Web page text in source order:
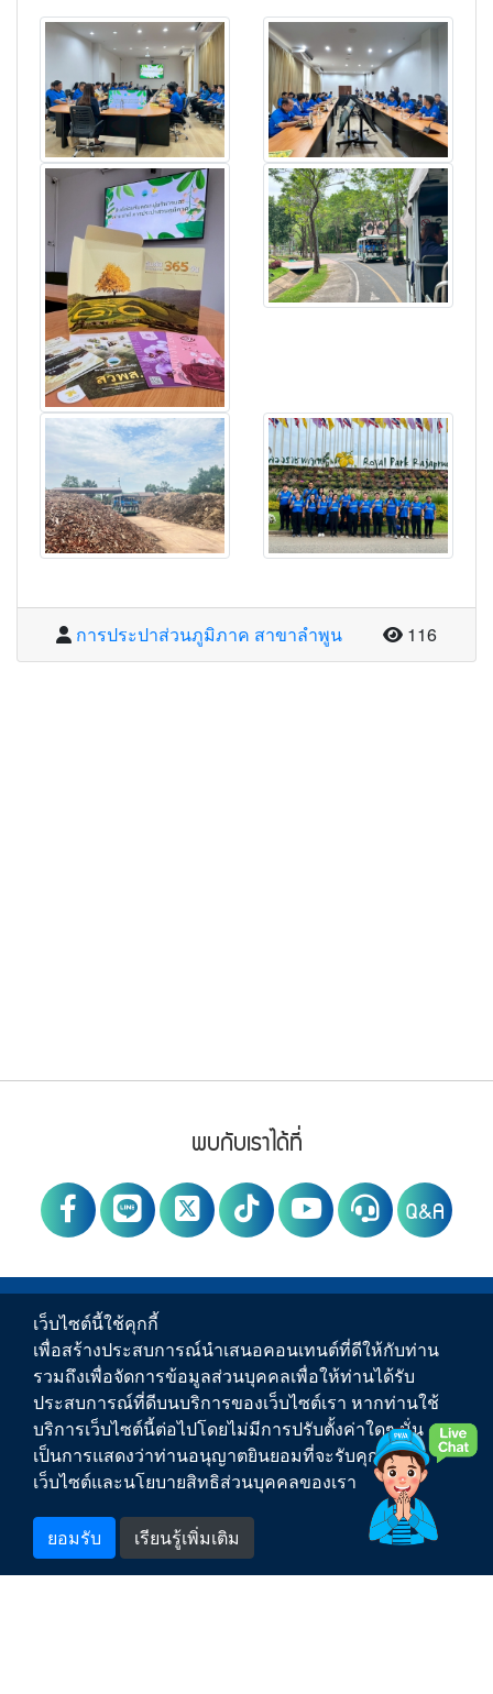
การประปาส่วนภูมิภาค สาขาลำพูน จำนวนผู้อ่
116
พบกับเราได้ที่
Q&A
PWA Footer Link
ข่าวสาร
บริการของ กปภ.
เกี่ยวกับ กปภ.
ติดต่อเรา
สำหรับพนักงาน
เว็บไซต์นี้ใช้คุกกี้
เพื่อสร้างประสบการณ์นำเสนอคอนเทนต์ที่ดีให้กับท่าน
รวมถึงเพื่อจัดการข้อมูลส่วนบุคคลเพื่อให้ท่านได้รับ
ประสบการณ์ที่ดีบนบริการของเว็บไซต์เรา หากท่านใช้
บริการเว็บไซต์นี้ต่อไปโดยไม่มีการปรับตั้งค่าใดๆ นั่น
เป็นการแสดงว่าท่านอนุญาตยินยอมที่จะรับคุกกี้บน
เว็บไซต์และนโยบายสิทธิส่วนบุคคลของเรา
ยอมรับ เรียนรู้เพิ่มเติม